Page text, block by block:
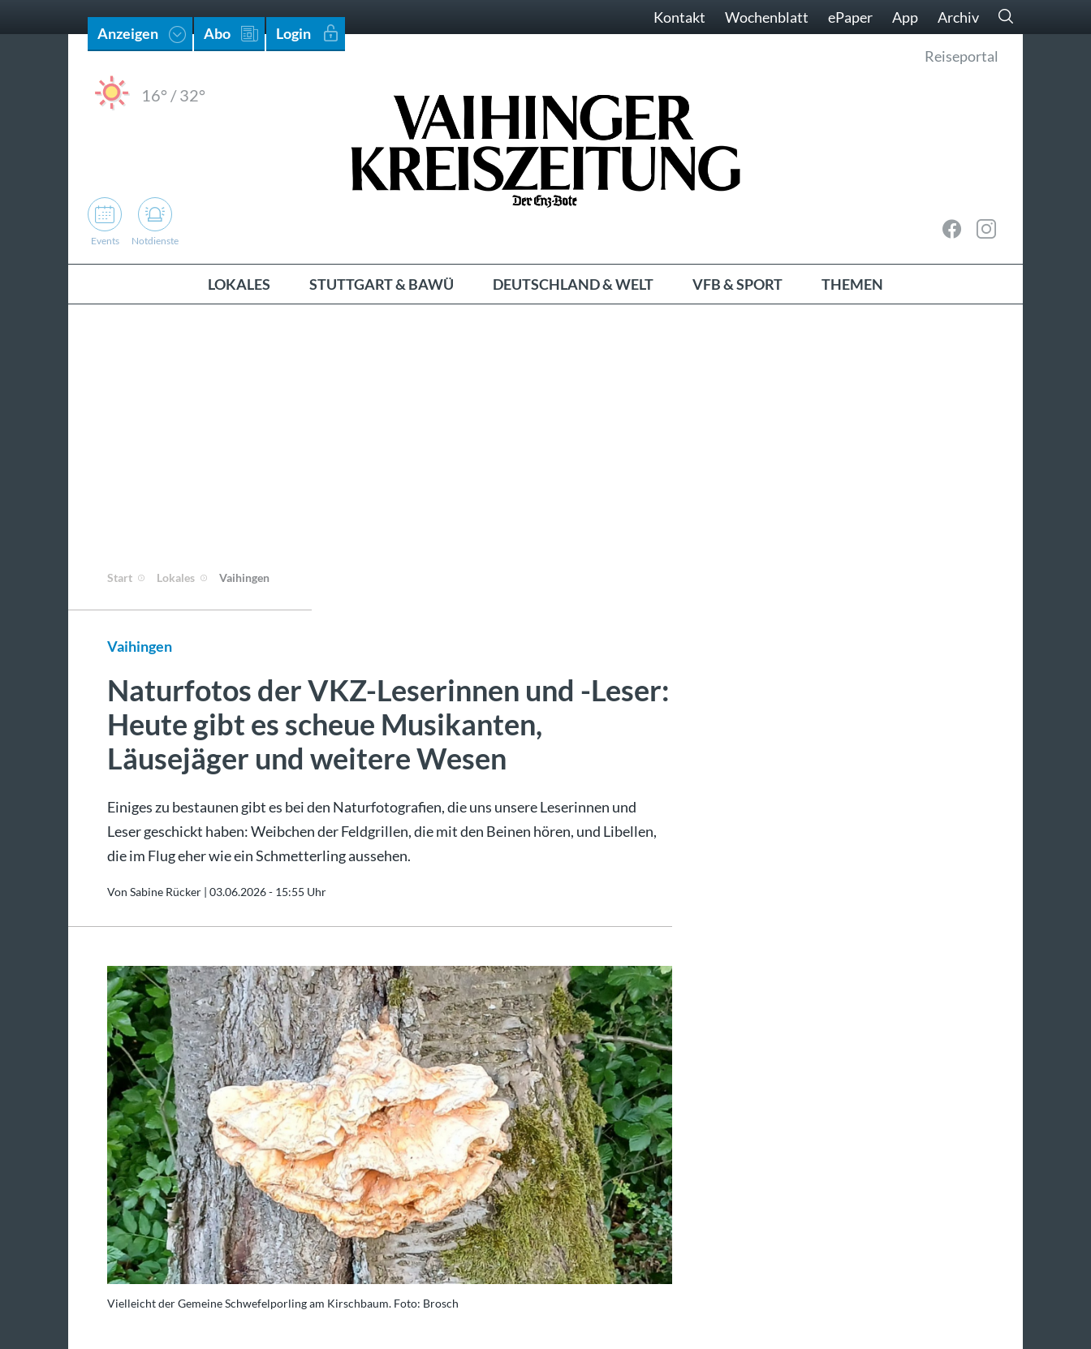
Anzeigen Abo Login
Kontakt Wochenblatt ePaper App Archiv
16° /32°
Reiseportal
Events Notdienste
LOKALES STUTTGART & BAWÜ DEUTSCHLAND & WELT VFB & SPORT THEMEN
Start Lokales Vaihingen
Vaihingen
Naturfotos der VKZ-Leserinnen und -Leser:
Heute gibt es scheue Musikanten,
Läusejäger und weitere Wesen
Einiges zu bestaunen gibt es bei den Naturfotografien, die uns unsere Leserinnen und
Leser geschickt haben: Weibchen der Feldgrillen, die mit den Beinen hören, und Libellen,
die im Flug eher wie ein Schmetterling aussehen.
Von Sabine Rücker | 03.06.2026 - 15:55 Uhr
Vielleicht der Gemeine Schwefelporling am Kirschbaum. Foto: Brosch